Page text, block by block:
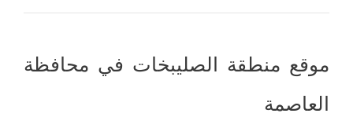
موقع منطقة الصليبخات في محافظة
العاصمة